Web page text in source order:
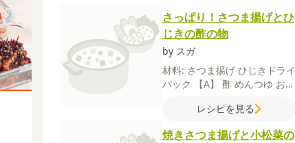
さっぱり！さつま揚げとひ
じきの酢の物
by スガ
材料: さつま揚げ ひじきドライ
パック
【A】 酢 めんつゆ おろ
レシピを見る
焼きさつま揚げと小松菜の